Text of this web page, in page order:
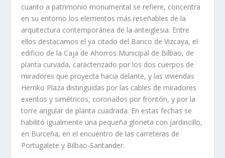
cuanto a patrimonio monumental se refiere, concentra
en su entorno los elementos más reseñables de la
arquitectura contemporánea de la anteiglesia. Entre
ellos destacamos el ya citado del Banco de Vizcaya, el
edificio de la Caja de Ahorros Municipal de Bilbao, de
planta curvada, caracterizado por los dos cuerpos de
miradores que proyecta hacia delante, y las viviendas
Herriko Plaza distinguidas por las cables de miradores
exentos y simétricos, coronados por frontón, y por la
torre angular de planta cuadrada. En estas fechas se
habilitó igualmente una pequeña glorieta con jardincillo,
en Burceña, en el encuentro de las carreteras de
Portugalete y Bilbao-Santander.